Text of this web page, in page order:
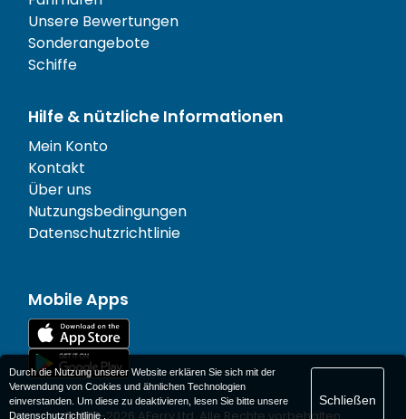
Unsere Bewertungen
Sonderangebote
Schiffe
Hilfe & nützliche Informationen
Mein Konto
Kontakt
Über uns
Nutzungsbedingungen
Datenschutzrichtlinie
Mobile Apps
Durch die Nutzung unserer Website erklären Sie sich mit der
Verwendung von Cookies und ähnlichen Technologien
einverstanden. Um diese zu deaktivieren, lesen Sie bitte unsere
Datenschutzrichtlinie.
Schließen